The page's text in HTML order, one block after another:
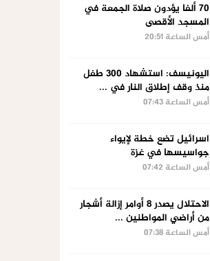
70 ألفا يؤدون صلاة الجمعة في
المسجد الأقصى
أمس الساعة 20:51
اليونيسف: استشهاد 300 طفل
منذ وقف إطلاق النار في ...
أمس الساعة 07:43
اسرائيل تضع خطة لإيواء
جواسيسها في غزة
أمس الساعة 07:42
الاحتلال يصدر 8 أوامر إزالة أشجار
من أراضي المواطنين ...
أمس الساعة 07:38